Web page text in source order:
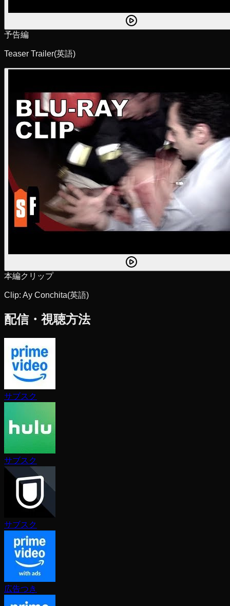
予告編
Teaser Trailer(英語)
本編クリップ
Clip: Ay Conchita(英語)
配信・視聴方法
サブスク
サブスク
サブスク
広告つき